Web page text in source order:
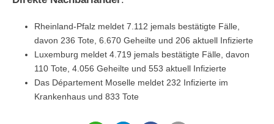
Rheinland-Pfalz meldet 7.112 jemals bestätigte Fälle,
davon 236 Tote, 6.670 Geheilte und 206 aktuell Infizierte
Luxemburg meldet 4.719 jemals bestätigte Fälle, davon
110 Tote, 4.056 Geheilte und 553 aktuell Infizierte
Das Département Moselle meldet 232 Infizierte im
Krankenhaus und 833 Tote